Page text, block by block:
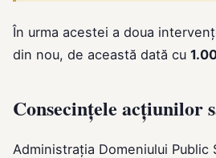
În urma acestei a doua
din nou, de această dată cu
Consecințele acțiunilor
Administrația Domeniului Public